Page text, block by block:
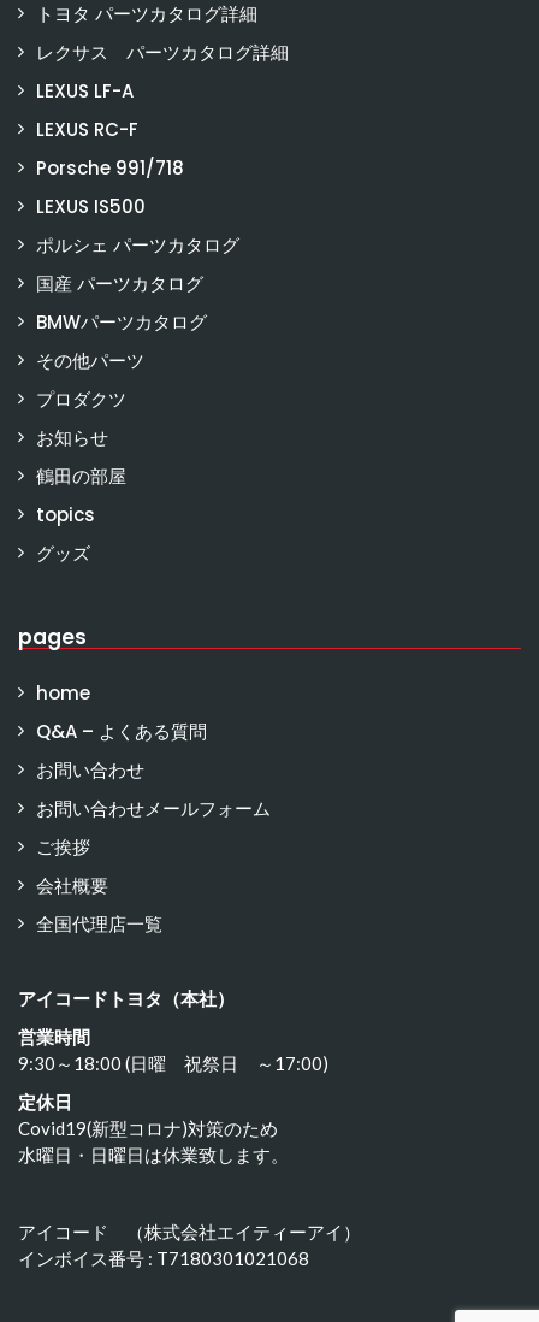
トヨタ パーツカタログ詳細
レクサス パーツカタログ詳細
LEXUS LF-A
LEXUS RC-F
Porsche 991/718
LEXUS IS500
ポルシェ パーツカタログ
国産 パーツカタログ
BMWパーツカタログ
その他パーツ
プロダクツ
お知らせ
鶴田の部屋
topics
グッズ
pages
home
Q&A – よくある質問
お問い合わせ
お問い合わせメールフォーム
ご挨拶
会社概要
全国代理店一覧
アイコードトヨタ（本社）
営業時間
9:30～18:00 (日曜 祝祭日 ～17:00)
定休日
Covid19(新型コロナ)対策のため
水曜日・日曜日は休業致します。
アイコード （株式会社エイティーアイ）
インボイス番号 : T7180301021068